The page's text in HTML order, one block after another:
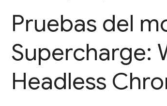
Pruebas del
Supercharge:
Headless